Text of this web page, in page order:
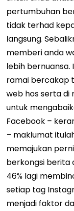
pertumbuhan
tidak terhad
langsung.
memberi anda
lebih
ramai bercakap
web hos serta di
untuk
Facebook –
– maklumat
memajukan
berkongsi berita
46% lagi
setiap tag
menjadi faktor